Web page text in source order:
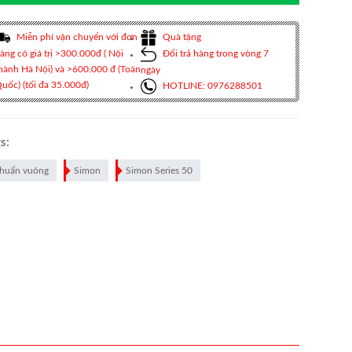
Miễn phí vận chuyển với đơn
có giá trị >300.000đ ( Nội
Hà Nội) và >600.000 đ (Toàn
(tối đa 35.000đ)
Quà tặng
Đổi trả hàng trong vòng 7
ngày
HOTLINE: 0976288501
vuông Simon Simon Series 50